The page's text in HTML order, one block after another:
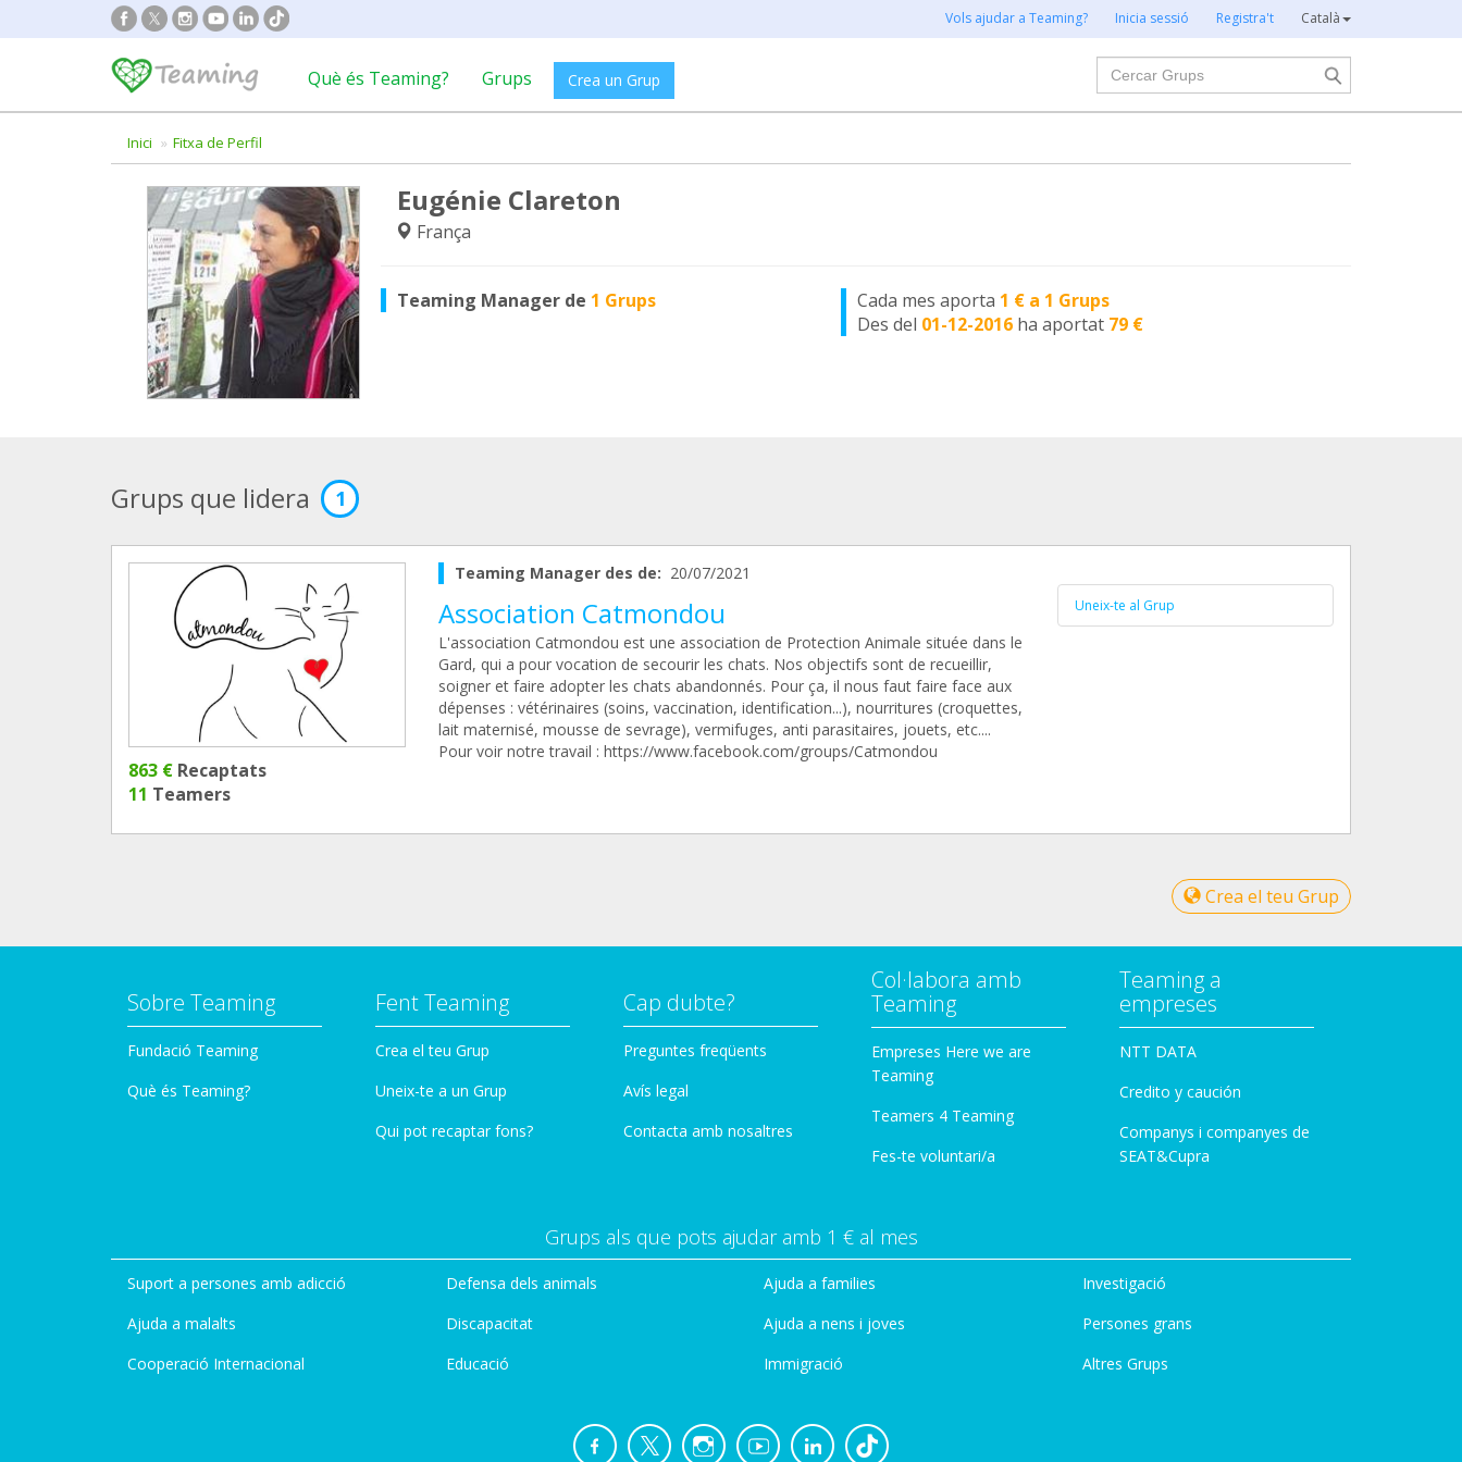
Vols ajudar a Teaming? Inicia sessió Registra't Català
Què és Teaming? Grups Crea un Grup
Cercar
Inici Fitxa de Perfil
Eugénie Clareton
França
Teaming Manager de 1 Grups Cada mes aporta 1 € a 1 Grups
Des del 01-12-2016 ha aportat 79 €
Grups que lidera 1
863 € Recaptats
11 Teamers
Teaming Manager des de: 20/07/2021
Association Catmondou
L'association Catmondou est une association de Protection Animale située dans le
Gard, qui a pour vocation de secourir les chats. Nos objectifs sont de recueillir,
soigner et faire adopter les chats abandonnés. Pour ça, il nous faut faire face aux
dépenses : vétérinaires (soins, vaccination, identification...), nourritures (croquettes,
lait maternisé, mousse de sevrage), vermifuges, anti parasitaires, jouets, etc....
Pour voir notre travail : https://www.facebook.com/groups/Catmondou
Uneix-te al Grup
Crea el teu Grup
Sobre Teaming
Fundació Teaming
Què és Teaming?
Fent Teaming
Crea el teu Grup
Uneix-te a un Grup
Qui pot recaptar fons?
Cap dubte?
Preguntes freqüents
Avís legal
Contacta amb nosaltres
Col·labora amb
Teaming
Empreses Here we are
Teaming
Teamers 4 Teaming
Fes-te voluntari/a
Teaming a
empreses
NTT DATA
Credito y caución
Companys i companyes de
SEAT&Cupra
Grups als que pots ajudar amb 1 € al mes
Suport a persones amb adicció
Ajuda a malalts
Cooperació Internacional
Defensa dels animals
Discapacitat
Educació
Ajuda a families
Ajuda a nens i joves
Immigració
Investigació
Persones grans
Altres Grups